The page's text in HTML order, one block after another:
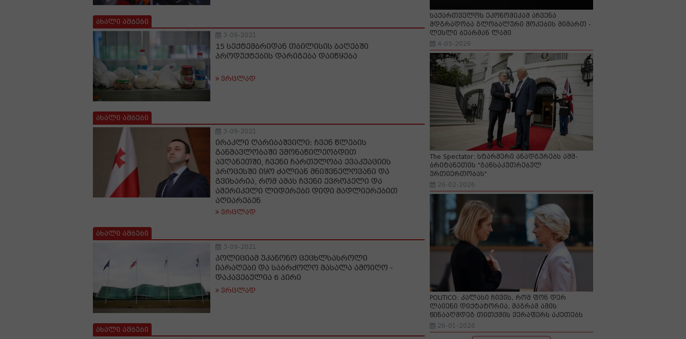
ახალი ამბები
3-09-2021
15 სექტემბრიდან თბილისის ბაღებში
პროდუქტების დარიგება დაიწყება
ვრცლად
ახალი ამბები
3-09-2021
ირაკლი ღარიბაშვილი: ჩვენ წლების
განმავლობაში ვმონაწილეობდით
ავღანეთში, ჩვენი ჩართულობა ევაკუაციის
პროცესში იყო ძალიან მნიშვნელოვანი და
გვიხარია, რომ ამას ჩვენი ევროპელი და
ამერიკელი ლიდერები დიდი მადლიერებით
აღიარებენ
ვრცლად
ახალი ამბები
3-09-2021
პოლიციამ უკანონო ცეცხლსასროლი
იარაღები და საბრძოლო მასალა ამოიღო -
დაკავებულია 6 პირი
ვრცლად
ახალი ამბები
საქართველოს ეკონომიკამ აჩვენა
მდგრადობა გლობალური შოკების მიმართ -
ლესლი ბეარმან ლამი
4-05-2026
The Spectator: სტარმერი ანადგურებს აშშ-
ბრიტანეთის "განსაკუთრებულ
ურთიერთობას"
26-02-2026
POLITICO: კალასი ჩივის, რომ ფონ დერ
ლაიენი დიქტატორია, მაგრამ ამის
წინააღმდეგ თითქმის ვერაფერს აკეთებს
26-01-2026